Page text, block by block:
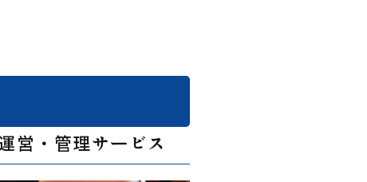
営・管理サービス